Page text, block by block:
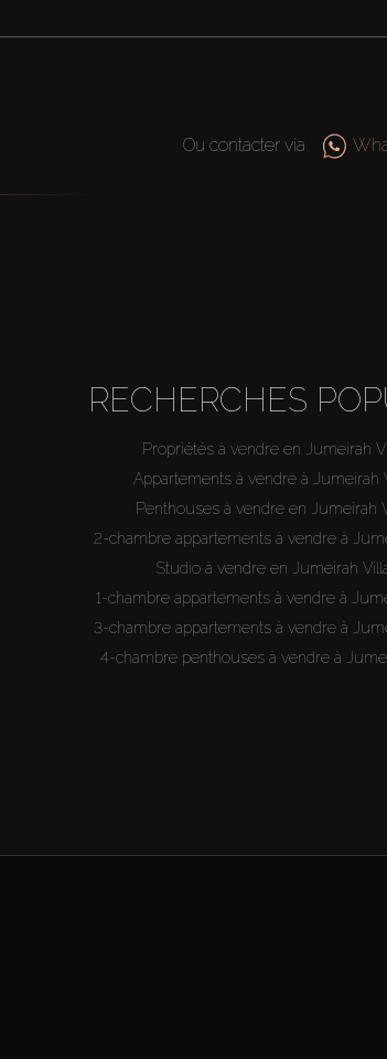
Ou contacter via
RECHERCHES
Propriétés à vendre en Jumeirah
Appartements à vendre à Jumeirah
Penthouses à vendre en Jumeirah
2-chambre appartements à vendre à
Studio à vendre en Jumeirah
1-chambre appartements à vendre à
3-chambre appartements à vendre à
4-chambre penthouses à vendre à